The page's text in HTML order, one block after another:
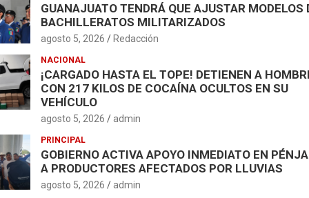
GUANAJUATO TENDRÁ QUE AJUSTAR MODELOS
BACHILLERATOS MILITARIZADOS
agosto 5, 2026 Redacción
NACIONAL
¡CARGADO HASTA EL TOPE! DETIENEN A
CON 217 KILOS DE COCAÍNA OCULTOS EN SU
VEHÍCULO
agosto 5, 2026 admin
PRINCIPAL
GOBIERNO ACTIVA APOYO INMEDIATO EN
A PRODUCTORES AFECTADOS POR LLUVIAS
agosto 5, 2026 admin